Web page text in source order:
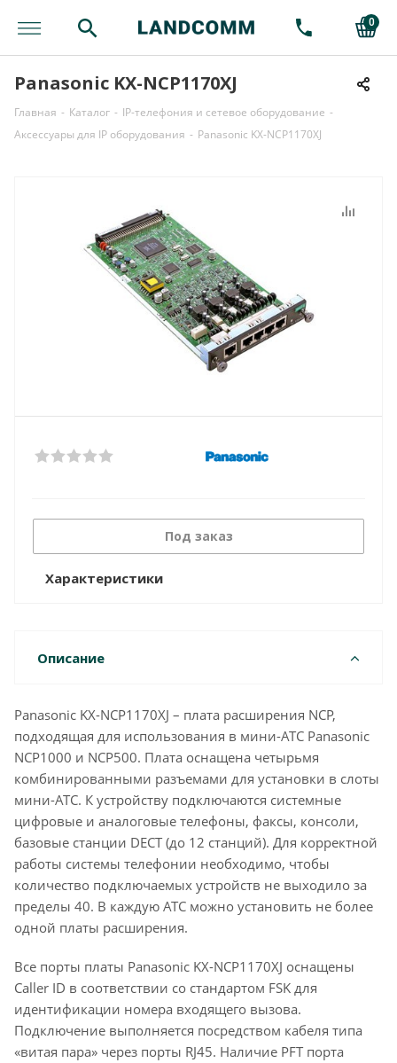
0
Panasonic KX-NCP1170XJ
Главная - Каталог - IP-телефония и сетевое оборудование -
Аксессуары для IP оборудования - Panasonic KX-NCP1170XJ
Под заказ
Характеристики
Описание
Panasonic KX-NCP1170XJ – плата расширения NCP,
подходящая для использования в мини-АТС Panasonic
NCP1000 и NCP500. Плата оснащена четырьмя
комбинированными разъемами для установки в слоты
мини-АТС. К устройству подключаются системные
цифровые и аналоговые телефоны, факсы, консоли,
базовые станции DECT (до 12 станций). Для корректной
работы системы телефонии необходимо, чтобы
количество подключаемых устройств не выходило за
пределы 40. В каждую АТС можно установить не более
одной платы расширения.
Все порты платы Panasonic KX-NCP1170XJ оснащены
Caller ID в соответствии со стандартом FSK для
идентификации номера входящего вызова.
Подключение выполняется посредством кабеля типа
«витая пара» через порты RJ45. Наличие PFT порта